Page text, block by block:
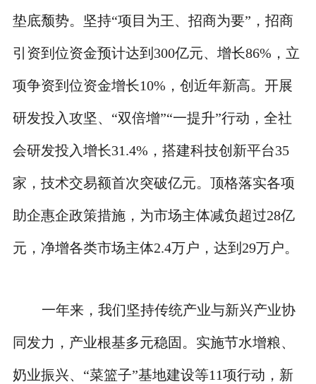
垫底颓势。坚持“项目为王、招商为要”，招商
引资到位资金预计达到300亿元、增长86%，立
项争资到位资金增长10%，创近年新高。开展
研发投入攻坚、“双倍增”“一提升”行动，全社
会研发投入增长31.4%，搭建科技创新平台35
家，技术交易额首次突破亿元。顶格落实各项
助企惠企政策措施，为市场主体减负超过28亿
元，净增各类市场主体2.4万户，达到29万户。
一年来，我们坚持传统产业与新兴产业协
同发力，产业根基多元稳固。实施节水增粮、
奶业振兴、“菜篮子”基地建设等11项行动，新